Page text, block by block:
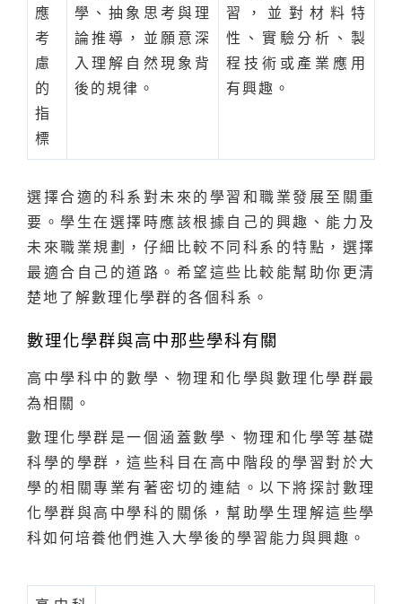
應
考
慮
的
指
標
學、抽象思考與理
論推導，並願意深
入理解自然現象背
後的規律。
習，並對材料特
性、實驗分析、製
程技術或產業應用
有興趣。
選擇合適的科系對未來的學習和職業發展至關重
要。學生在選擇時應該根據自己的興趣、能力及
未來職業規劃，仔細比較不同科系的特點，選擇
最適合自己的道路。希望這些比較能幫助你更清
楚地了解數理化學群的各個科系。
數理化學群與高中那些學科有關
高中學科中的數學、物理和化學與數理化學群最
為相關。
數理化學群是一個涵蓋數學、物理和化學等基礎
科學的學群，這些科目在高中階段的學習對於大
學的相關專業有著密切的連結。以下將探討數理
化學群與高中學科的關係，幫助學生理解這些學
科如何培養他們進入大學後的學習能力與興趣。